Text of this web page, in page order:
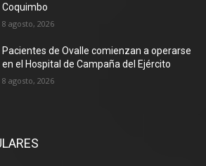
Coquimbo
8 agosto, 2026
Pacientes de Ovalle comienzan a operarse
en el Hospital de Campaña del Ejército
8 agosto, 2026